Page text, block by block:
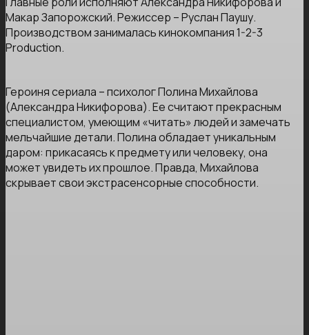
Макар Запорожский. Режиссер – Руслан Паушу.
Производством занималась кинокомпания 1-2-3
Production.
Героиня сериала – психолог Полина Михайлова
(Александра Никифорова). Ее считают прекрасным
специалистом, умеющим «читать» людей и замечать
мельчайшие детали. Полина обладает уникальным
даром: прикасаясь к предмету или человеку, она
может увидеть их прошлое. Правда, Михайлова
скрывает свои экстрасенсорные способности.